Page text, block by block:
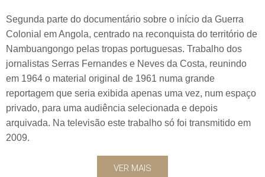
Segunda parte do documentário sobre o início da Guerra
Colonial em Angola, centrado na reconquista do território de
Nambuangongo pelas tropas portuguesas. Trabalho dos
jornalistas Serras Fernandes e Neves da Costa, reunindo
em 1964 o material original de 1961 numa grande
reportagem que seria exibida apenas uma vez, num espaço
privado, para uma audiência selecionada e depois
arquivada. Na televisão este trabalho só foi transmitido em
2009.
VER MAIS